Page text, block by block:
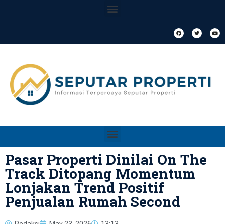
Pasar Properti Dinilai On The
Track Ditopang Momentum
Lonjakan Trend Positif
Penjualan Rumah Second